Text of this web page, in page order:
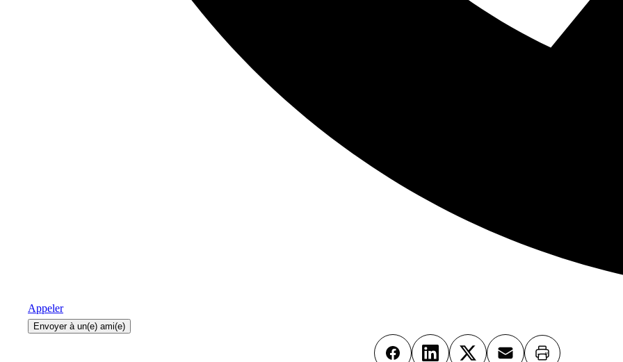
Appeler
Envoyer à un(e) ami(e)
Imprimer